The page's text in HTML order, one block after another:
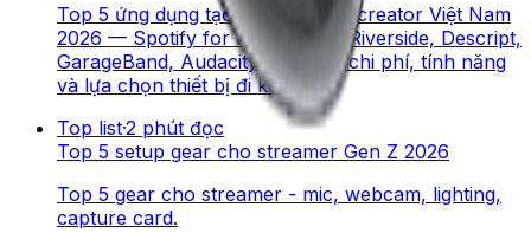
Top 5 ứng dụng tạo podcast cho creator Việt Nam
2026 — Spotify for Podcasters, Riverside, Descript,
GarageBand, Audacity. So sánh chi phí, tính năng
và lựa chọn thiết bị đi kèm.
Top list·2 phút đọc
Top 5 setup gear cho streamer Gen Z 2026
Top 5 gear cho streamer - mic, webcam, lighting,
capture card.